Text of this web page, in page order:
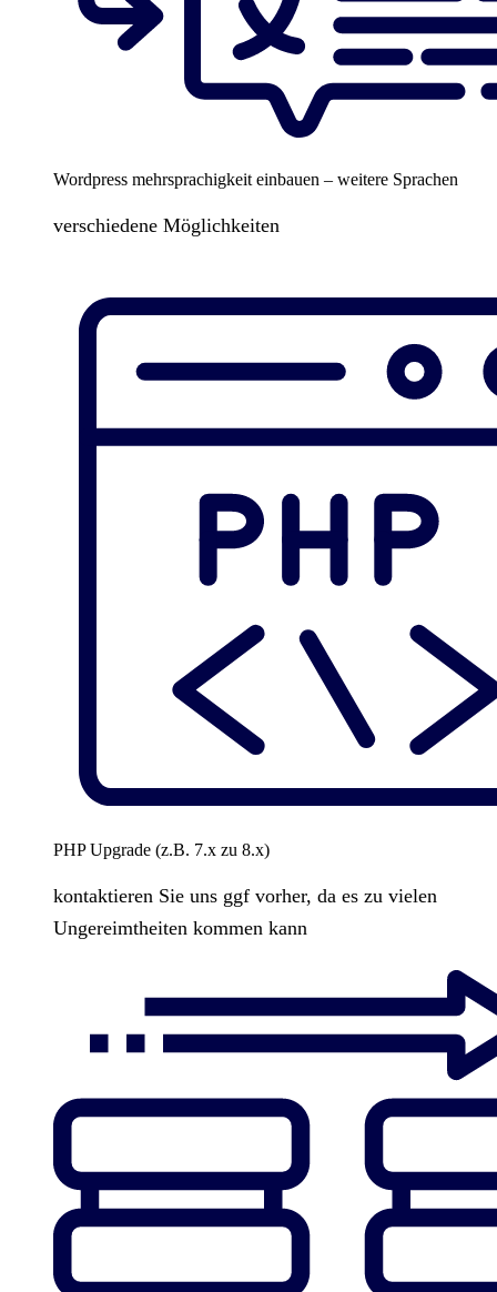
Wordpress mehrsprachigkeit einbauen – weitere Sprachen
verschiedene Möglichkeiten
PHP Upgrade (z.B. 7.x zu 8.x)
kontaktieren Sie uns ggf vorher, da es zu vielen
Ungereimtheiten kommen kann